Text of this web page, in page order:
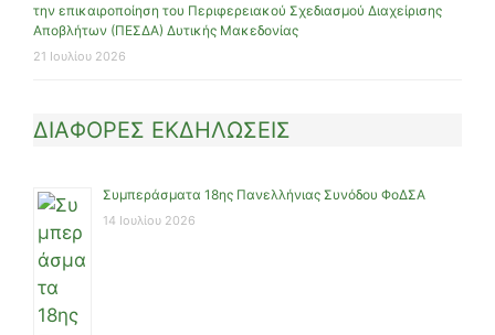
την επικαιροποίηση του Περιφερειακού Σχεδιασμού Διαχείρισης
Αποβλήτων (ΠΕΣΔΑ) Δυτικής Μακεδονίας
21 Ιουλίου 2026
ΔΙΑΦΟΡΕΣ ΕΚΔΗΛΩΣΕΙΣ
Συμπεράσματα 18ης Πανελλήνιας Συνόδου ΦοΔΣΑ
14 Ιουλίου 2026